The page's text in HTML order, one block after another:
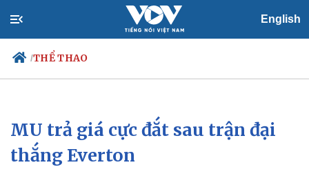
English
/THỂ THAO
Chính trị
Đảng
Tổ chức nhân sự
Xã hội
MU trả giá cực đắt sau trận đại
thắng Everton